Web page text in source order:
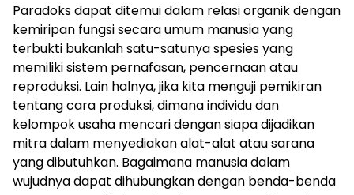
Paradoks dapat ditemui dalam relasi organik dengan
kemiripan fungsi secara umum manusia yang
terbukti bukanlah satu-satunya spesies yang
memiliki sistem pernafasan, pencernaan atau
reproduksi. Lain halnya, jika kita menguji pemikiran
tentang cara produksi, dimana individu dan
kelompok usaha mencari dengan siapa dijadikan
mitra dalam menyediakan alat-alat atau sarana
yang dibutuhkan. Bagaimana manusia dalam
wujudnya dapat dihubungkan dengan benda-benda